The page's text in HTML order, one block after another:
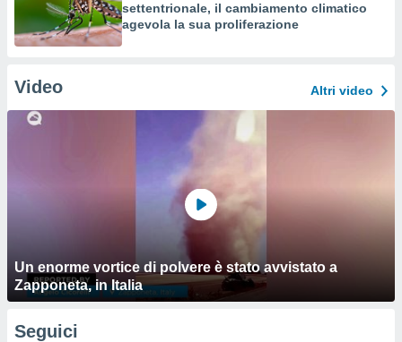
settentrionale, il cambiamento climatico
agevola la sua proliferazione
Video Altri video
Un enorme vortice di polvere è stato avvistato a
Zapponeta, in Italia
Seguici